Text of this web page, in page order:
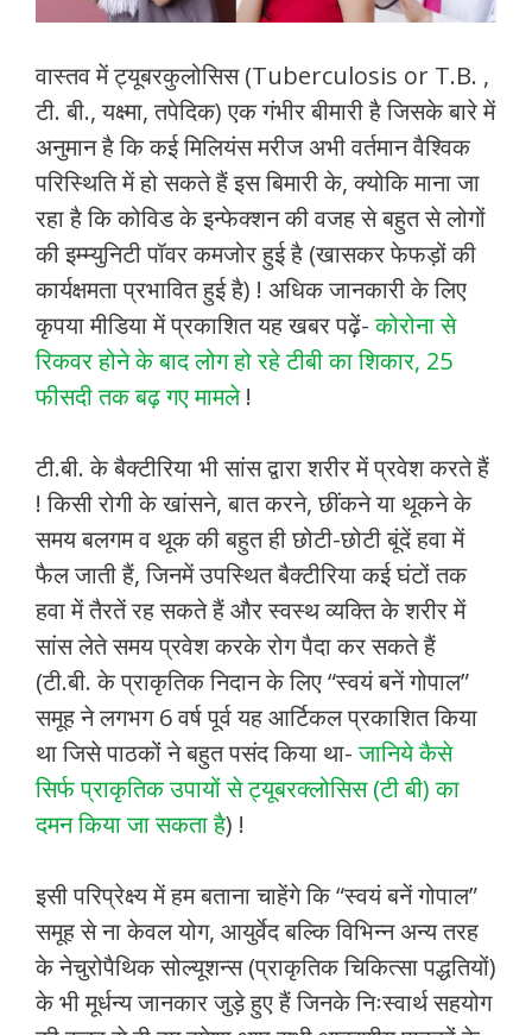
वास्तव में ट्यूबरकुलोसिस (Tuberculosis or T.B. ,
टी. बी., यक्ष्मा, तपेदिक) एक गंभीर बीमारी है जिसके बारे में
अनुमान है कि कई मिलियंस मरीज अभी वर्तमान वैश्विक
परिस्थिति में हो सकते हैं इस बिमारी के, क्योकि माना जा
रहा है कि कोविड के इन्फेक्शन की वजह से बहुत से लोगों
की इम्म्युनिटी पॉवर कमजोर हुई है (खासकर फेफड़ों की
कार्यक्षमता प्रभावित हुई है) ! अधिक जानकारी के लिए
कृपया मीडिया में प्रकाशित यह खबर पढ़ें-कोरोना से
रिकवर होने के बाद लोग हो रहे टीबी का शिकार, 25
फीसदी तक बढ़ गए मामले!
टी.बी. के बैक्टीरिया भी सांस द्वारा शरीर में प्रवेश करते हैं
! किसी रोगी के खांसने, बात करने, छींकने या थूकने के
समय बलगम व थूक की बहुत ही छोटी-छोटी बूंदें हवा में
फैल जाती हैं, जिनमें उपस्थित बैक्टीरिया कई घंटों तक
हवा में तैरतें रह सकते हैं और स्वस्थ व्यक्ति के शरीर में
सांस लेते समय प्रवेश करके रोग पैदा कर सकते हैं
(टी.बी. के प्राकृतिक निदान के लिए “स्वयं बनें गोपाल”
समूह ने लगभग 6 वर्ष पूर्व यह आर्टिकल प्रकाशित किया
था जिसे पाठकों ने बहुत पसंद किया था-जानिये कैसे
सिर्फ प्राकृतिक उपायों से ट्यूबरक्लोसिस (टी बी) का
दमन किया जा सकता है) !
इसी परिप्रेक्ष्य में हम बताना चाहेंगे कि “स्वयं बनें गोपाल”
समूह से ना केवल योग, आयुर्वेद बल्कि विभिन्न अन्य तरह
के नेचुरोपैथिक सोल्यूशन्स (प्राकृतिक चिकित्सा पद्धतियों)
के भी मूर्धन्य जानकार जुड़े हुए हैं जिनके निःस्वार्थ सहयोग